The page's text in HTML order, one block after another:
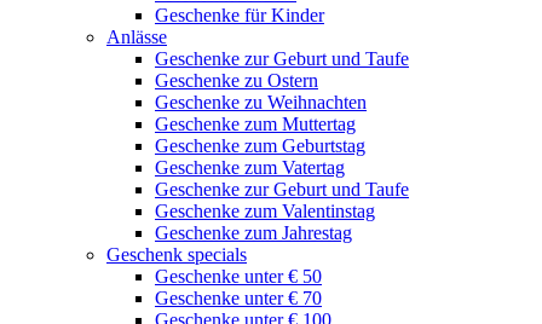
Geschenke für Kinder
Anlässe
Geschenke zur Geburt und Taufe
Geschenke zu Ostern
Geschenke zu Weihnachten
Geschenke zum Muttertag
Geschenke zum Geburtstag
Geschenke zum Vatertag
Geschenke zur Geburt und Taufe
Geschenke zum Valentinstag
Geschenke zum Jahrestag
Geschenk specials
Geschenke unter € 50
Geschenke unter € 70
Geschenke unter € 100